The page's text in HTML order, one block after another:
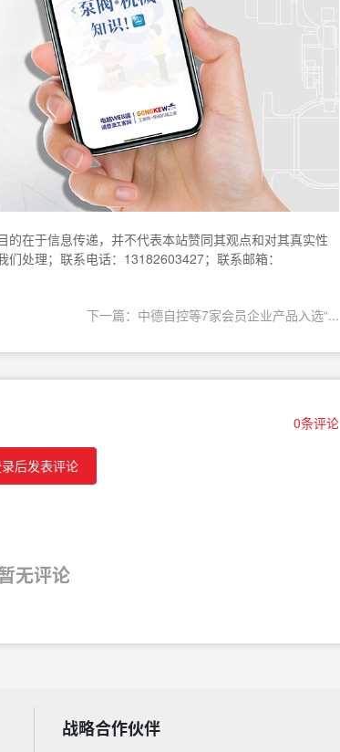
在于信息传递，并不代表本站赞同其观点和对其真实性
处理；联系电话：13182603427；联系邮箱：
下一篇：中德自控等7家会员企业产品入选“...
0条评论
后发表评论
无评论
战略合作伙伴